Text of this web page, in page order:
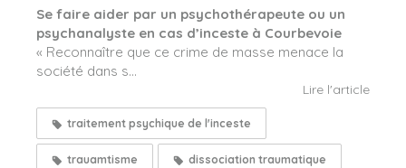
Se faire aider par un psychothérapeute ou un
psychanalyste en cas d’inceste à Courbevoie
« Reconnaître que ce crime de masse menace la
société dans s...
Lire l'article
traitement psychique de l'inceste
trauamtisme dissociation traumatique